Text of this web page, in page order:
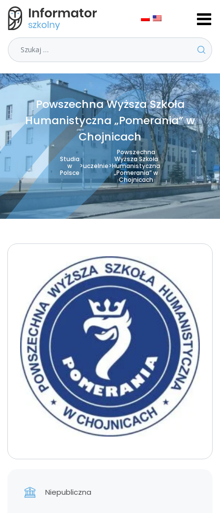
Szukaj
Powszechna Wyższa Szkoła
Humanistyczna „Pomerania” w
Chojnicach
Studia
w
Polsce
>uczelnie>
Powszechna
Wyższa Szkoła
Humanistyczna
„Pomerania” w
Chojnicach
Niepubliczna